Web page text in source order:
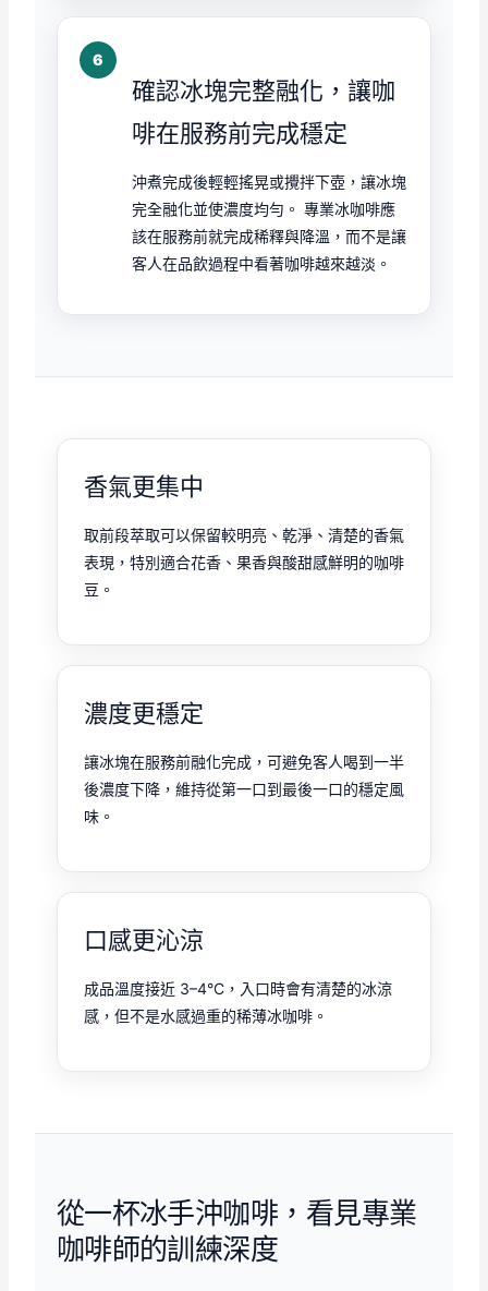
確認冰塊完整融化，讓咖
啡在服務前完成穩定
沖煮完成後輕輕搖晃或攪拌下壺，讓冰塊
完全融化並使濃度均勻。 專業冰咖啡應
該在服務前就完成稀釋與降溫，而不是讓
客人在品飲過程中看著咖啡越來越淡。
香氣更集中
取前段萃取可以保留較明亮、乾淨、清楚的香氣
表現，特別適合花香、果香與酸甜感鮮明的咖啡
豆。
濃度更穩定
讓冰塊在服務前融化完成，可避免客人喝到一半
後濃度下降，維持從第一口到最後一口的穩定風
味。
口感更沁涼
成品溫度接近 3–4°C，入口時會有清楚的冰涼
感，但不是水感過重的稀薄冰咖啡。
從一杯冰手沖咖啡，看見專業
咖啡師的訓練深度